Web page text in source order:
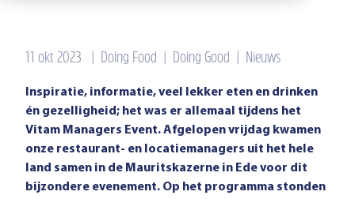
11 okt 2023 | Doing Food | Doing Good | Nieuws
Inspiratie, informatie, veel lekker eten en drinken
én gezelligheid; het was er allemaal tijdens het
Vitam Managers Event. Afgelopen vrijdag kwamen
onze restaurant- en locatiemanagers uit het hele
land samen in de Mauritskazerne in Ede voor dit
bijzondere evenement. Op het programma stonden